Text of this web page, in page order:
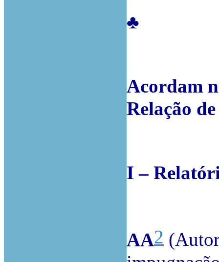
♣
Acordam
Relação
I –
AA2